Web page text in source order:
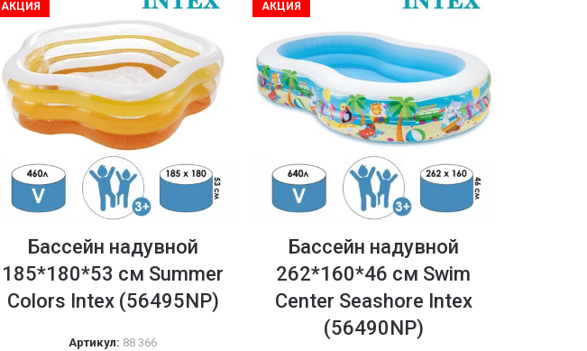
АКЦИЯ
Бассейн надувной
185*180*53 см Summer
Colors Intex (56495NP)
Артикул: 88 366
АКЦИЯ
Бассейн надувной
262*160*46 см Swim
Center Seashore Intex
(56490NP)